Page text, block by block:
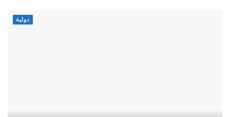
دولية